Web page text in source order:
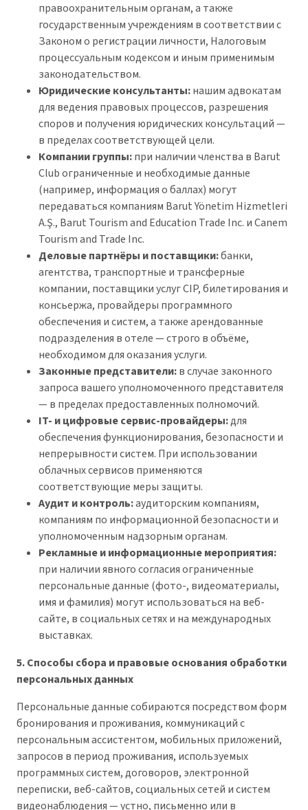
правоохранительным органам, а также
государственным учреждениям в соответствии с
Законом о регистрации личности, Налоговым
процессуальным кодексом и иным применимым
законодательством.
Юридические консультанты:нашим адвокатам
для ведения правовых процессов, разрешения
споров и получения юридических консультаций —
в пределах соответствующей цели.
Компании группы:при наличии членства в Barut
Club ограниченные и необходимые данные
(например, информация о баллах) могут
передаваться компаниям Barut Yönetim Hizmetleri
A.Ş., Barut Tourism and Education Trade Inc. и Canem
Tourism and Trade Inc.
Деловые партнёры и поставщики:банки,
агентства, транспортные и трансферные
компании, поставщики услуг CIP, билетирования и
консьержа, провайдеры программного
обеспечения и систем, а также арендованные
подразделения в отеле — строго в объёме,
необходимом для оказания услуги.
Законные представители:в случае законного
запроса вашего уполномоченного представителя
— в пределах предоставленных полномочий.
IT- и цифровые сервис-провайдеры:для
обеспечения функционирования, безопасности и
непрерывности систем. При использовании
облачных сервисов применяются
соответствующие меры защиты.
Аудит и контроль:аудиторским компаниям,
компаниям по информационной безопасности и
уполномоченным надзорным органам.
Рекламные и информационные мероприятия:
при наличии явного согласия ограниченные
персональные данные (фото-, видеоматериалы,
имя и фамилия) могут использоваться на веб-
сайте, в социальных сетях и на международных
выставках.
5. Способы сбора и правовые основания обработки
персональных данных
Персональные данные собираются посредством форм
бронирования и проживания, коммуникаций с
персональным ассистентом, мобильных приложений,
запросов в период проживания, используемых
программных систем, договоров, электронной
переписки, веб-сайтов, социальных сетей и систем
видеонаблюдения — устно, письменно или в